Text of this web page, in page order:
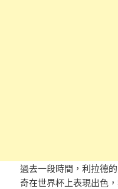
過去一段時間，利拉德
奇在世界杯上表現出色